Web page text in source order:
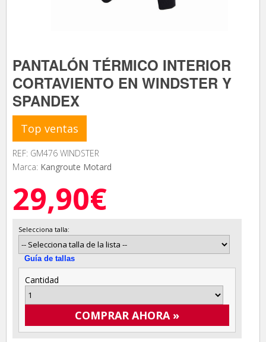
PANTALÓN TÉRMICO INTERIOR
CORTAVIENTO EN WINDSTER Y
SPANDEX
Top ventas
REF: GM476 WINDSTER
Marca: Kangroute Motard
29,90€
Selecciona talla:
Guía de tallas
Cantidad
COMPRAR AHORA »